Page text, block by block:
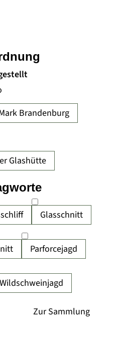
Brandenburg
Glashütte
Glasschnitt
Parforcejagd
Wildschweinjagd